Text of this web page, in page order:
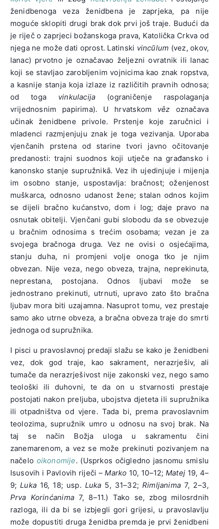
ženidbenoga veza ženidbena je zaprjeka, pa nije
moguće sklopiti drugi brak dok prvi još traje. Budući da
je riječ o zaprjeci božanskoga prava, Katolička Crkva od
njega ne može dati oprost. Latinski vincŭlum (vez, okov,
lanac) prvotno je označavao željezni ovratnik ili lanac
koji se stavljao zarobljenim vojnicima kao znak ropstva,
a kasnije stanja koja izlaze iz različitih pravnih odnosa;
od toga vinkulacija (ograničenje raspolaganja
vrijednosnim papirima). U hrvatskom vȇz označava
učinak ženidbene privole. Prstenje koje zaručnici i
mladenci razmjenjuju znak je toga vezivanja. Uporaba
vjenčanih prstena od starine tvori javno očitovanje
predanosti: trajni suodnos koji utječe na građansko i
kanonsko stanje supružnikā. Vez ih ujedinjuje i mijenja
im osobno stanje, uspostavlja: bračnost; oženjenost
muškarca, odnosno udanost žene; stalan odnos kojim
se dijeli bračno kućanstvo, dom i log; daje pravo na
osnutak obitelji. Vjenčani gubi slobodu da se obvezuje
u bračnim odnosima s trećim osobama; vezan je za
svojega bračnoga druga. Vez ne ovisi o osjećajima,
stanju duha, ni promjeni volje onoga tko je njim
obvezan. Nije veza, nego obveza, trajna, neprekinuta,
neprestana, postojana. Odnos ljubavi može se
jednostrano prekinuti, utrnuti, upravo zato što bračna
ljubav mora biti uzajamna. Nasuprot tomu, vez prestaje
samo ako utrne obveza, a bračna obveza traje do smrti
jednoga od supružnika.
I pisci u pravoslavnoj predaji slažu se kako je ženidbeni
vez, dok god traje, kao sakrament, nerazrješiv, ali
tumače da nerazrješivost nije zakonski vez, nego samo
teološki ili duhovni, te da on u stvarnosti prestaje
postojati nakon preljuba, ubojstva djeteta ili supružnika
ili otpadništva od vjere. Tada bi, prema pravoslavnim
teolozima, supružnik umro u odnosu na svoj brak. Na
taj se način Božja uloga u sakramentu čini
zanemarenom, a vez se može prekinuti pozivanjem na
načelo oikonomije. (Usprkos očigledno jasnomu smislu
Isusovih i Pavlovih riječi –Marko 10, 10–12;Matej 19, 4–
9;Luka16, 18; usp. Luka 5, 31–32; Rimljanima 7, 2–3,
Prva Korinćanima7, 8–11.) Tako se, zbog milosrdnih
razloga, ili da bi se izbjegli gori grijesi, u pravoslavlju
može dopustiti druga ženidba premda je prvi ženidbeni